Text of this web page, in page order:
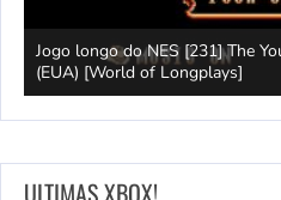
Jogo longo do NES [231] The
(EUA) [World of Longplays]
ULTIMAS XBOX!